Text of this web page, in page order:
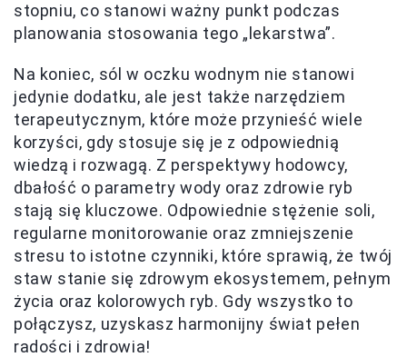
stopniu, co stanowi ważny punkt podczas
planowania stosowania tego „lekarstwa”.
Na koniec, sól w oczku wodnym nie stanowi
jedynie dodatku, ale jest także narzędziem
terapeutycznym, które może przynieść wiele
korzyści, gdy stosuje się je z odpowiednią
wiedzą i rozwagą. Z perspektywy hodowcy,
dbałość o parametry wody oraz zdrowie ryb
stają się kluczowe. Odpowiednie stężenie soli,
regularne monitorowanie oraz zmniejszenie
stresu to istotne czynniki, które sprawią, że twój
staw stanie się zdrowym ekosystemem, pełnym
życia oraz kolorowych ryb. Gdy wszystko to
połączysz, uzyskasz harmonijny świat pełen
radości i zdrowia!